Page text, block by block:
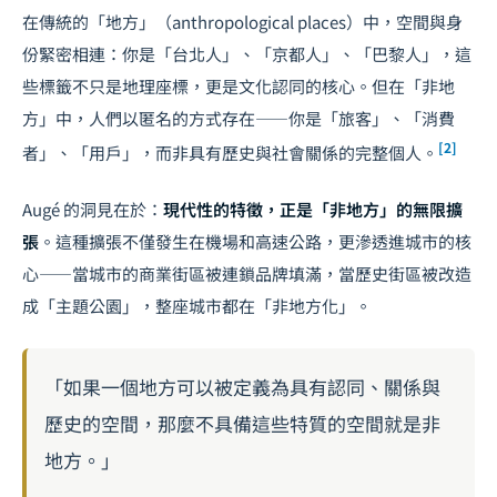
在傳統的「地方」（anthropological places）中，空間與身
份緊密相連：你是「台北人」、「京都人」、「巴黎人」，這
些標籤不只是地理座標，更是文化認同的核心。但在「非地
方」中，人們以匿名的方式存在——你是「旅客」、「消費
者」、「用戶」，而非具有歷史與社會關係的完整個人。 [2]
Augé 的洞見在於： 現代性的特徵，正是「非地方」的無限擴
張 。這種擴張不僅發生在機場和高速公路，更滲透進城市的核
心——當城市的商業街區被連鎖品牌填滿，當歷史街區被改造
成「主題公園」，整座城市都在「非地方化」。
「如果一個地方可以被定義為具有認同、關係與
歷史的空間，那麼不具備這些特質的空間就是非
地方。」